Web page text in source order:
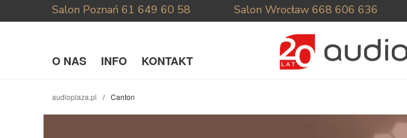
Salon Poznań 61 649 60 58 Salon Wrocław 668 606 636
O NAS INFO KONTAKT
audioplaza.pl Canton